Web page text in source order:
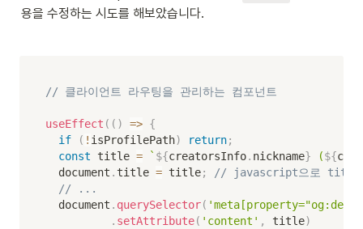
용을 수정하는 시도를 해보았습니다.
// 클라이언트 라우팅을 관리하는 컴포넌트
useEffect ( ( ) => {
if
( ! isProfilePath) return;
const title = ` ${creatorsInfo. nickname} (${
  document
. title = title;
// javascript으로 title을
// ...
  document
. querySelector(
. setAttribute( 'content' , title)